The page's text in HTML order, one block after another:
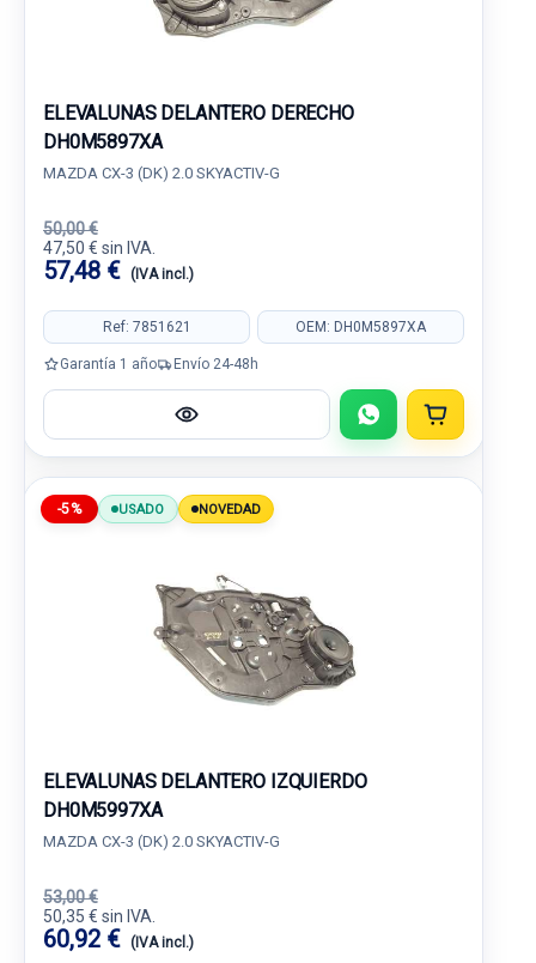
ELEVALUNAS DELANTERO DERECHO
DH0M5897XA
MAZDA CX-3 (DK) 2.0 SKYACTIV-G
50,00 €
47,50 € sin IVA.
57,48 € (IVA incl.)
Ref: 7851621 OEM: DH0M5897XA
Garantía 1 año Envío 24-48h
-5% USADO NOVEDAD
ELEVALUNAS DELANTERO IZQUIERDO
DH0M5997XA
MAZDA CX-3 (DK) 2.0 SKYACTIV-G
53,00 €
50,35 € sin IVA.
60,92 € (IVA incl.)